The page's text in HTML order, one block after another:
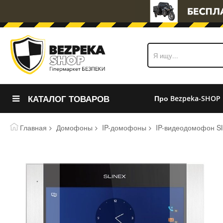
КАТАЛОГ ТОВАРОВ Про Bezpeka-SHOP
Главная Домофоны IP-домофоны IP-видеодомофон